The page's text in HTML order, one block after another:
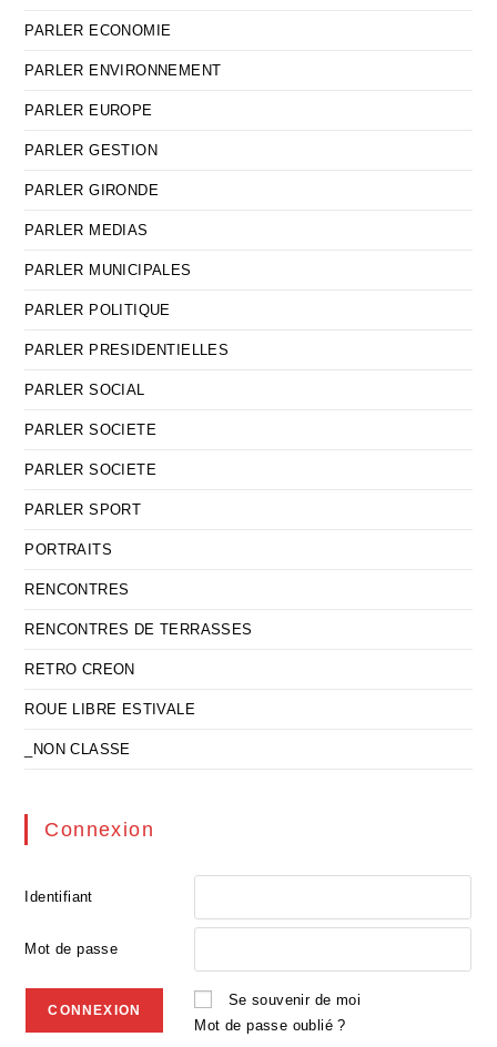
PARLER ECONOMIE
PARLER ENVIRONNEMENT
PARLER EUROPE
PARLER GESTION
PARLER GIRONDE
PARLER MEDIAS
PARLER MUNICIPALES
PARLER POLITIQUE
PARLER PRESIDENTIELLES
PARLER SOCIAL
PARLER SOCIETE
PARLER SOCIETE
PARLER SPORT
PORTRAITS
RENCONTRES
RENCONTRES DE TERRASSES
RETRO CREON
ROUE LIBRE ESTIVALE
_NON CLASSE
Connexion
Identifiant
Mot de passe
Se souvenir de moi
Mot de passe oublié ?